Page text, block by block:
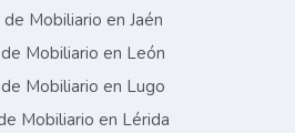
Mobiliario en Jaén
Mobiliario en León
Mobiliario en Lugo
Mobiliario en Lérida